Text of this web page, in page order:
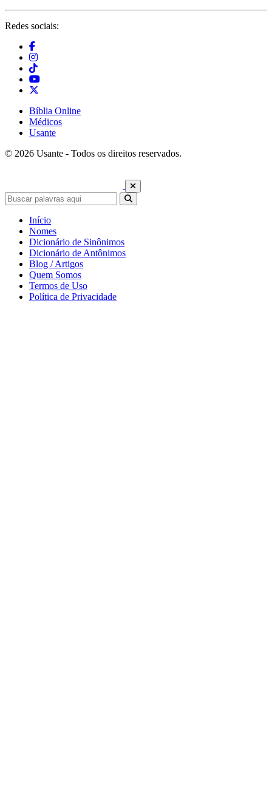
Redes sociais:
Bíblia Online
Médicos
Usante
© 2026 Usante - Todos os direitos reservados.
Início
Nomes
Dicionário de Sinônimos
Dicionário de Antônimos
Blog / Artigos
Quem Somos
Termos de Uso
Política de Privacidade